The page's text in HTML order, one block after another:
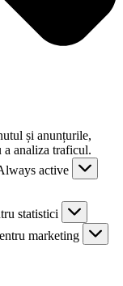
și anunțurile,
a analiza traficul.
active
statistici
marketing